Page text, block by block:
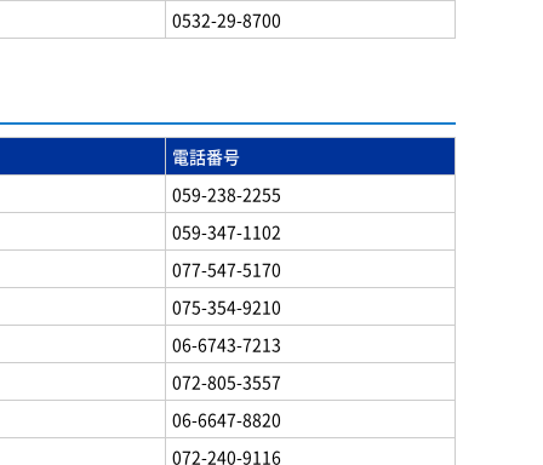
0532-29-8700
電話番号
059-238-2255
059-347-1102
077-547-5170
075-354-9210
06-6743-7213
072-805-3557
06-6647-8820
072-240-9116